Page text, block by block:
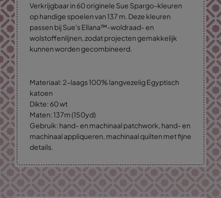
Verkrijgbaar in 60 originele Sue Spargo-kleuren
op handige spoelen van 137 m. Deze kleuren
passen bij Sue's Ellana™-woldraad- en
wolstoffenlijnen, zodat projecten gemakkelijk
kunnen worden gecombineerd.
Materiaal: 2-laags 100% langvezelig Egyptisch
katoen
Dikte: 60 wt
Maten: 137m (150yd)
Gebruik: hand- en machinaal patchwork, hand- en
machinaal appliqueren, machinaal quilten met fijne
details.